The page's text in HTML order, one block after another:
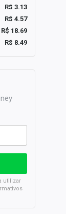
R$ 3.13
R$ 4.57
R$ 18.69
R$ 8.49
utilizar
SELIC em 14%: A repercussão da decisão sobre os JUROS